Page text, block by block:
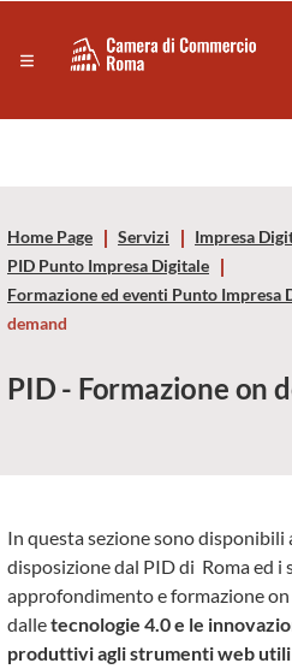
Servizi
Risorse Principali
Camera
di
-
Home Page Servizi
Impresa
PID Punto Impresa Digitale
Formazione ed eventi Punto Impresa
demand
PID - Formazione on
In questa sezione sono
disposizione dal PID di Roma ed i
approfondimento e formazione
dalletecnologie 4.0 e le
produttivi agli strumenti web utili